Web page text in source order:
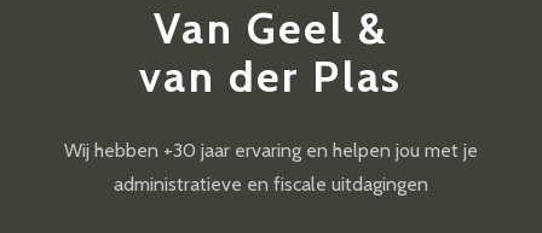
Van Geel &
van der Plas
Wij hebben +30 jaar ervaring en helpen jou met je
administratieve en fiscale uitdagingen